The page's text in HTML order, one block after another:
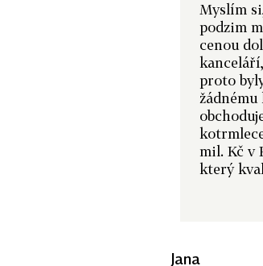
Myslím
podzim
cenou
proto
žádnému
mil. Kč v
který
Jana